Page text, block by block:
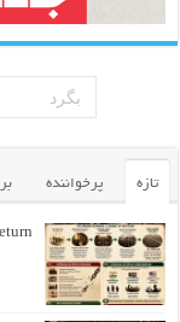
تازه پرخواننده